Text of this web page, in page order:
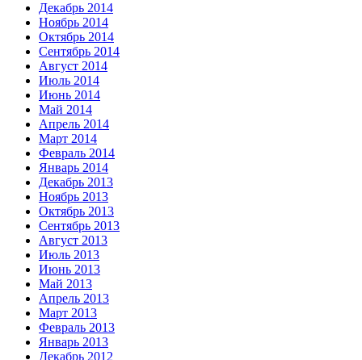
Декабрь 2014
Ноябрь 2014
Октябрь 2014
Сентябрь 2014
Август 2014
Июль 2014
Июнь 2014
Май 2014
Апрель 2014
Март 2014
Февраль 2014
Январь 2014
Декабрь 2013
Ноябрь 2013
Октябрь 2013
Сентябрь 2013
Август 2013
Июль 2013
Июнь 2013
Май 2013
Апрель 2013
Март 2013
Февраль 2013
Январь 2013
Декабрь 2012